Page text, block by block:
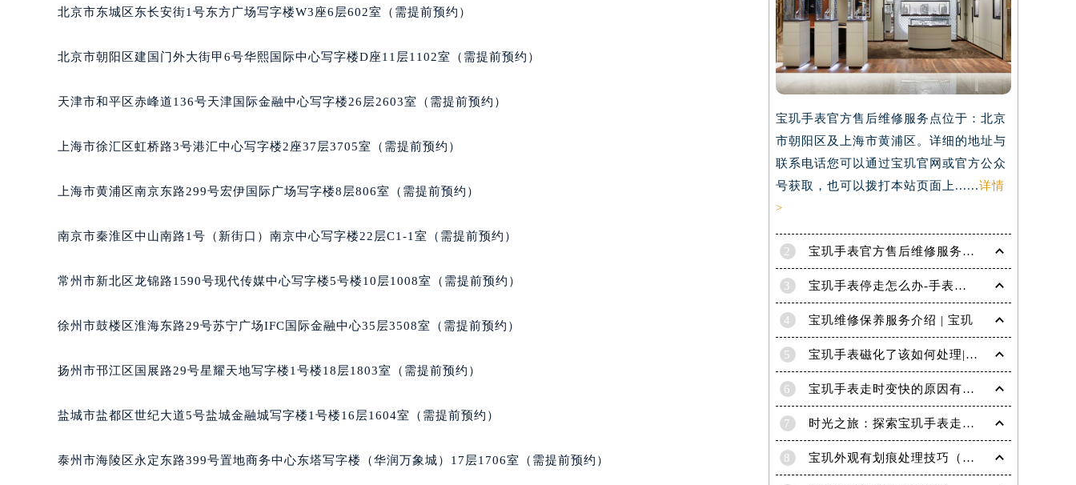
成都市锦江区人民东路6号SAC东原中心写字楼24层2406B室（需提前预约）
长沙市芙蓉区定王台街道建湘路393号世茂环球金融中心写字楼（芙蓉广场）10层13室（需提前预约）
太原市迎泽区解放路15号亨得利名表服务中心（品牌授权店）3层整层（需提前预约）
沈阳市沈河区中街路83号亨得利名表服务中心（品牌授权店）1层整层（需提前预约）
温州市鹿城区锦绣路1067号置信广场10层1015室（需提前预约）
大连市中山区人民路15号国际金融大厦7层G室（需提前预约）
东莞市东城街道鸿福东路1号民盈国贸中心T1写字楼9层907室（需提前预约）
南通市崇川区工农路57号圆融广场写字楼16层1603室（需提前预约）
武汉市江汉区解放大道686号世界贸易大厦38层09室（需提前预约）
合肥市蜀山区潜山路111号万象城华润大厦B座12楼03室（需提前预约）
青岛市南区山东路6号华润大厦B座22层04室（需提前预约）
北京市东城区东长安街1号东方广场写字楼W3座6层602室（需提前预约）
北京市朝阳区建国门外大街甲6号华熙国际中心写字楼D座11层1102室（需提前预约）
天津市和平区赤峰道136号天津国际金融中心写字楼26层2603室（需提前预约）
上海市徐汇区虹桥路3号港汇中心写字楼2座37层3705室（需提前预约）
上海市黄浦区南京东路299号宏伊国际广场写字楼8层806室（需提前预约）
南京市秦淮区中山南路1号（新街口）南京中心写字楼22层C1-1室（需提前预约）
常州市新北区龙锦路1590号现代传媒中心写字楼5号楼10层1008室（需提前预约）
徐州市鼓楼区淮海东路29号苏宁广场IFC国际金融中心35层3508室（需提前预约）
扬州市邗江区国展路29号星耀天地写字楼1号楼18层1803室（需提前预约）
盐城市盐都区世纪大道5号盐城金融城写字楼1号楼16层1604室（需提前预约）
泰州市海陵区永定东路399号置地商务中心东塔写字楼（华润万象城）17层1706室（需提前预约）
宝玑手表官方售后维修服务点位于：北京
市朝阳区及上海市黄浦区。详细的地址与
联系电话您可以通过宝玑官网或官方公众
号获取，也可以拨打本站页面上......详情
>
2 宝玑手表官方售后维修服务点电话是多少？
3 宝玑手表停走怎么办-手表停走的解决方法
4 宝玑维修保养服务介绍 | 宝玑
5 宝玑手表磁化了该如何处理|宝玑技师为您讲解
6 宝玑手表走时变快的原因有哪些？
7 时光之旅：探索宝玑手表走时的秘密
8 宝玑外观有划痕处理技巧（轻松修复爱表的实用方法）